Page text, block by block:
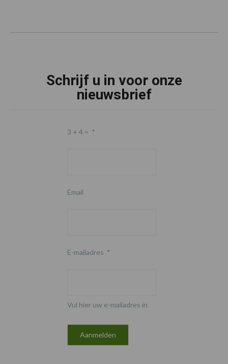
Schrijf u in voor onze
nieuwsbrief
3 + 4 = *
Email
E-mailadres *
Vul hier uw e-mailadres in